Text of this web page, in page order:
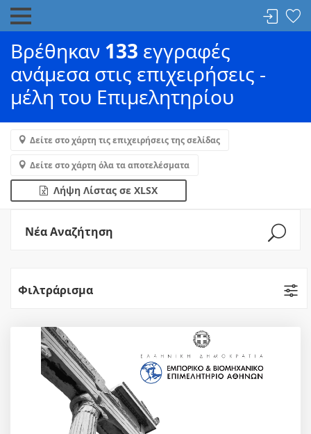
Βρέθηκαν 133 εγγραφές
ανάμεσα στις επιχειρήσεις -
μέλη του Επιμελητηρίου
Δείτε στο χάρτη τις επιχειρήσεις της σελίδας
Δείτε στο χάρτη όλα τα αποτελέσματα
Λήψη Λίστας σε XLSX
Νέα Αναζήτηση
Φιλτράρισμα